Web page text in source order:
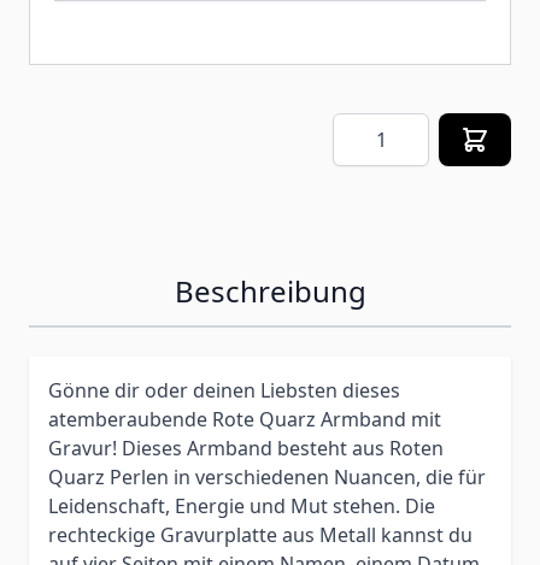
Menge
Beschreibung
Gönne dir oder deinen Liebsten dieses
atemberaubende Rote Quarz Armband mit
Gravur! Dieses Armband besteht aus Roten
Quarz Perlen in verschiedenen Nuancen, die für
Leidenschaft, Energie und Mut stehen. Die
rechteckige Gravurplatte aus Metall kannst du